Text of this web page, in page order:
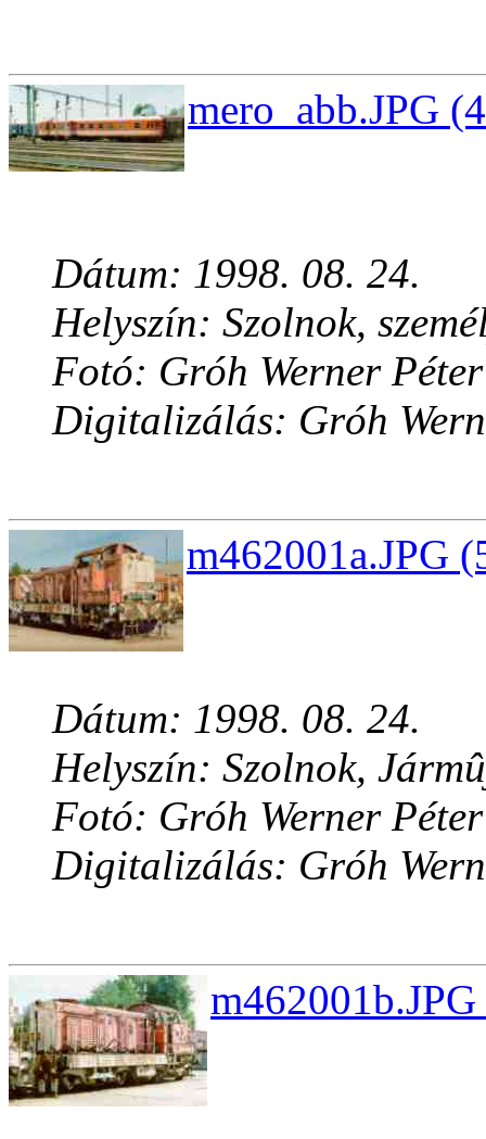
mero_abb.JPG
Dátum: 1998. 08. 24.
Helyszín: Szolnok,
Fotó: Gróh Werner Péter
Digitalizálás: Gróh
m462001a.JPG
Dátum: 1998. 08. 24.
Helyszín: Szolnok,
Fotó: Gróh Werner Péter
Digitalizálás: Gróh